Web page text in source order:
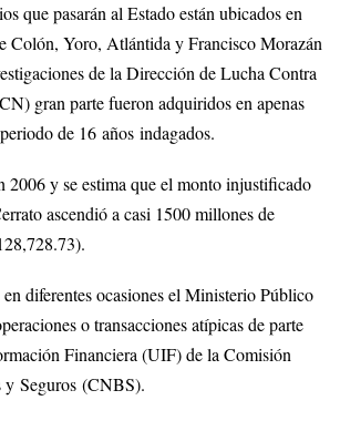
que pasarán al Estado están ubicados en
Colón, Yoro, Atlántida y Francisco Morazán
de la Dirección de Lucha Contra
gran parte fueron adquiridos en apenas
de 16 años indagados.
2006 y se estima que el monto injustificado
ascendió a casi 1500 millones de
diferentes ocasiones el Ministerio Público
o transacciones atípicas de parte
Financiera (UIF) de la Comisión
y Seguros (CNBS).